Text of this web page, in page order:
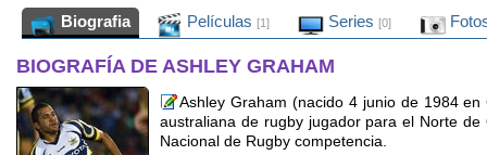
Biografia Películas [1] Series [0]
BIOGRAFÍA DE ASHLEY GRAHAM
Ashley Graham (nacido 4 junio de 1984
australiana de rugby jugador para el Norte
Nacional de Rugby competencia.